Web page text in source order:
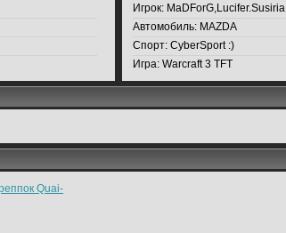
Игрок: MaDForG,Lucifer.Susiria
Автомобиль: MAZDA
Спорт: CyberSport :)
Игра: Warcraft 3 TFT
Quai-